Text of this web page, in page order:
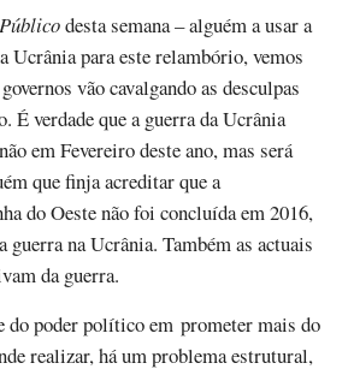
Públicodesta semana – alguém a usar a
Ucrânia para este relambório, vemos
vão cavalgando as desculpas
É verdade que a guerra da Ucrânia
em Fevereiro deste ano, mas será
que finja acreditar que a
do Oeste não foi concluída em 2016,
guerra na Ucrânia. Também as actuais
da guerra.
do poder político em prometer mais do
realizar, há um problema estrutural,